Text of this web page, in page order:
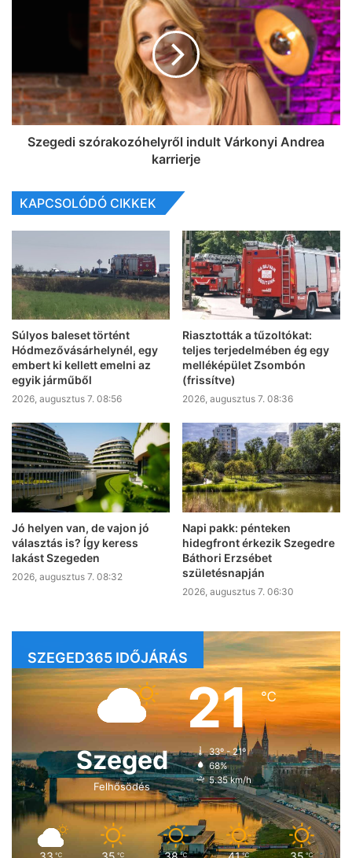
Szegedi szórakozóhelyről indult Várkonyi Andrea
karrierje
KAPCSOLÓDÓ CIKKEK
Súlyos baleset történt
Hódmezővásárhelynél, egy
embert ki kellett emelni az
egyik járműből
2026, augusztus 7. 08:56
Riasztották a tűzoltókat:
teljes terjedelmében ég egy
melléképület Zsombón
(frissítve)
2026, augusztus 7. 08:36
Jó helyen van, de vajon jó
választás is? Így keress
lakást Szegeden
2026, augusztus 7. 08:32
Napi pakk: pénteken
hidegfront érkezik Szegedre
Báthori Erzsébet
születésnapján
2026, augusztus 7. 06:30
SZEGED365 IDŐJÁRÁS
Szeged
Felhősödés
21℃
33º - 21º
68%
5.35 km/h
℃ ℃ ℃ ℃ ℃